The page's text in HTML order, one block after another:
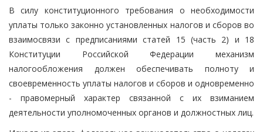
В силу конституционного требования о необходимости
уплаты только законно установленных налогов и сборов во
взаимосвязи с предписаниями статей 15 (часть 2) и 18
Конституции Российской Федерации механизм
налогообложения должен обеспечивать полноту и
своевременность уплаты налогов и сборов и одновременно
- правомерный характер связанной с их взиманием
деятельности уполномоченных органов и должностных лиц.